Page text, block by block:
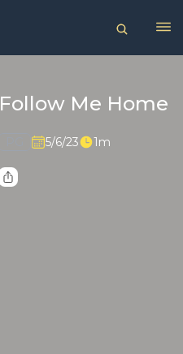
Follow Me Home
5/6/23 1m